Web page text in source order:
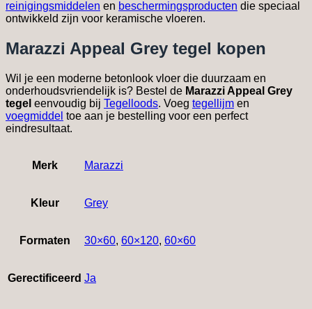
reinigingsmiddelen en beschermingsproducten die speciaal
ontwikkeld zijn voor keramische vloeren.
Marazzi Appeal Grey tegel kopen
Wil je een moderne betonlook vloer die duurzaam en
onderhoudsvriendelijk is? Bestel de Marazzi Appeal Grey
tegel eenvoudig bij Tegelloods. Voeg tegellijm en
voegmiddel toe aan je bestelling voor een perfect
eindresultaat.
Merk Marazzi
Kleur Grey
Formaten 30×60, 60×120, 60×60
Gerectificeerd Ja